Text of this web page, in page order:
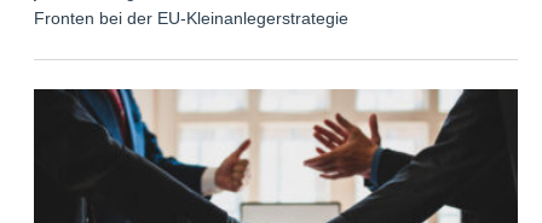
Fronten bei der EU-Kleinanlegerstrategie